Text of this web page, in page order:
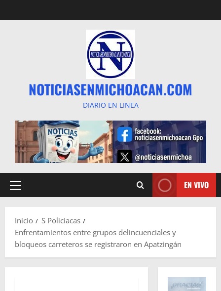
al
NOTICIASENMICHOACAN.COM
DIARIO EN LINEA
Menú
EN VIVO
Inicio
S Policiacas
Enfrentamientos entre grupos delincuenciales y
bloqueos carreteros se registraron en Apatzingán